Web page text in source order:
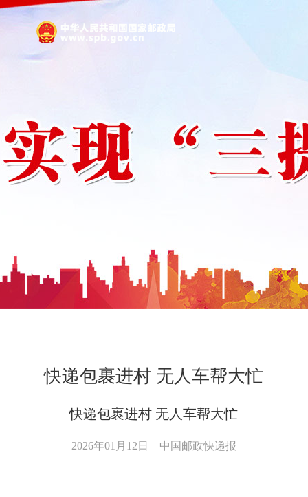
快递包裹进村 无人车帮大忙
快递包裹进村 无人车帮大忙
2026年01月12日 中国邮政快递报